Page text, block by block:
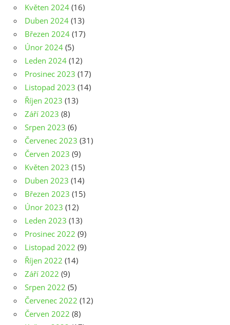
Květen 2024 (16)
Duben 2024 (13)
Březen 2024 (17)
Únor 2024 (5)
Leden 2024 (12)
Prosinec 2023 (17)
Listopad 2023 (14)
Říjen 2023 (13)
Září 2023 (8)
Srpen 2023 (6)
Červenec 2023 (31)
Červen 2023 (9)
Květen 2023 (15)
Duben 2023 (14)
Březen 2023 (15)
Únor 2023 (12)
Leden 2023 (13)
Prosinec 2022 (9)
Listopad 2022 (9)
Říjen 2022 (14)
Září 2022 (9)
Srpen 2022 (5)
Červenec 2022 (12)
Červen 2022 (8)